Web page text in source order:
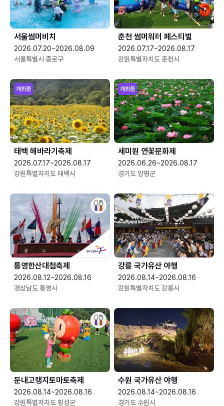
서울썸머비치
2026.07.20~2026.08.09
서울특별시 종로구
춘천 썸머워터 페스티벌
2026.07.17~2026.08.17
강원특별자치도 춘천시
개최중
태백 해바라기축제
2026.07.17~2026.08.17
강원특별자치도 태백시
개최중
세미원 연꽃문화제
2026.06.26~2026.08.17
경기도 양평군
통영한산대첩축제
2026.08.12~2026.08.16
경상남도 통영시
강릉 국가유산 야행
2026.08.14~2026.08.16
강원특별자치도 강릉시
둔내고랭지토마토축제
2026.08.14~2026.08.16
강원특별자치도 횡성군
수원 국가유산 야행
2026.08.14~2026.08.16
경기도 수원시